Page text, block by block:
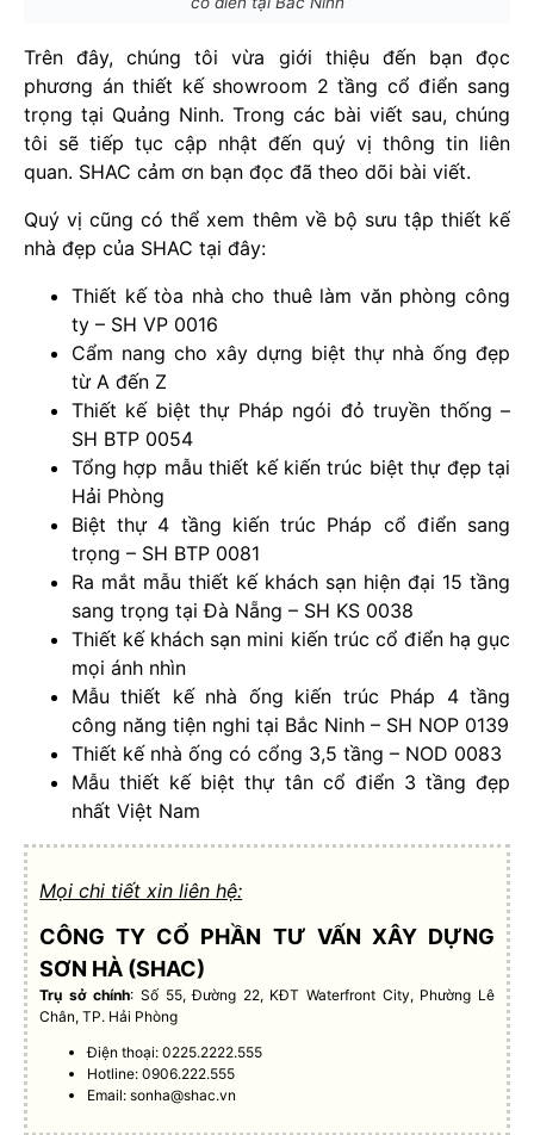
Trên đây, chúng tôi vừa giới thiệu đến bạn đọc
phương án thiết kế showroom 2 tầng cổ điển sang
trọng tại Quảng Ninh. Trong các bài viết sau, chúng
tôi sẽ tiếp tục cập nhật đến quý vị thông tin liên
quan. SHAC cảm ơn bạn đọc đã theo dõi bài viết.
Quý vị cũng có thể xem thêm về bộ sưu tập thiết kế
nhà đẹp của SHAC tại đây:
Thiết kế tòa nhà cho thuê làm văn phòng công
ty – SH VP 0016
Cẩm nang cho xây dựng biệt thự nhà ống đẹp
từ A đến Z
Thiết kế biệt thự Pháp ngói đỏ truyền thống –
SH BTP 0054
Tổng hợp mẫu thiết kế kiến trúc biệt thự đẹp tại
Hải Phòng
Biệt thự 4 tầng kiến trúc Pháp cổ điển sang
trọng – SH BTP 0081
Ra mắt mẫu thiết kế khách sạn hiện đại 15 tầng
sang trọng tại Đà Nẵng – SH KS 0038
Thiết kế khách sạn mini kiến trúc cổ điển hạ gục
mọi ánh nhìn
Mẫu thiết kế nhà ống kiến trúc Pháp 4 tầng
công năng tiện nghi tại Bắc Ninh – SH NOP 0139
Thiết kế nhà ống có cổng 3,5 tầng – NOD 0083
Mẫu thiết kế biệt thự tân cổ điển 3 tầng đẹp
nhất Việt Nam
Mọi chi tiết xin liên hệ:
CÔNG TY CỔ PHẦN TƯ VẤN XÂY DỰNG
SƠN HÀ (SHAC)
Trụ sở chính: Số 55, Đường 22, KĐT Waterfront City, Phường Lê
Chân, TP. Hải Phòng
Điện thoại: 0225.2222.555
Hotline: 0906.222.555
Email:sonha@shac.vn